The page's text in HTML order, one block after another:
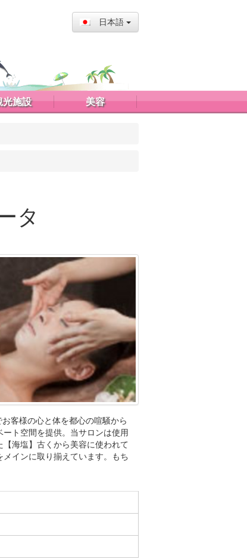
日本語
光施設 美容
タ
客様の心と体を都心の喧騒から
ト空間を提供。当サロンは使用
海塩】古くから美容に使われて
インに取り揃えています。もち